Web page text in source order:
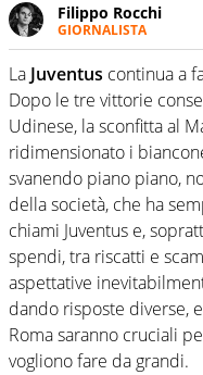
Filippo Rocchi
GIORNALISTA
Cresciuto tra una
e un fade away di
diverse
nuove storie e
La Juventus continua a
Dopo le tre vittorie
Udinese, la sconfitta al
ridimensionato i
svanendo piano piano,
della società, che ha
chiami Juventus e,
spendi, tra riscatti e
aspettative
dando risposte diverse,
Roma saranno cruciali
vogliono fare da grandi.